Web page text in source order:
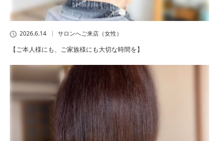
2026.6.14 サロンへご来店（女性）
【ご本人様にも、ご家族様にも大切な時間を】